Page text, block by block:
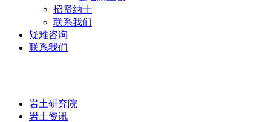
招贤纳士
联系我们
疑难咨询
联系我们
岩土研究院
岩土资讯